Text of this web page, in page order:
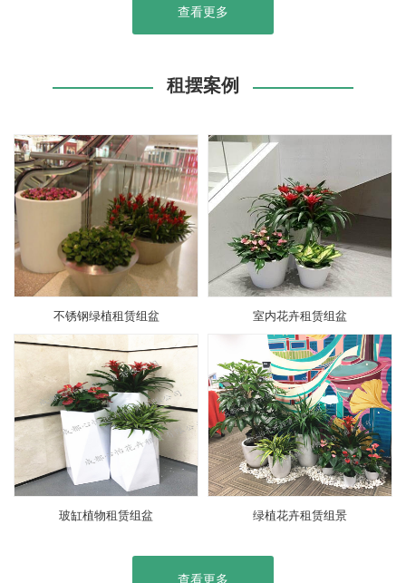
查看更多
租摆案例
不锈钢绿植租赁组盆 室内花卉租赁组盆
玻缸植物租赁组盆 绿植花卉租赁组景
查看更多